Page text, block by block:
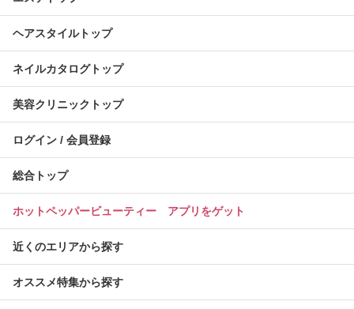
ヘアスタイルトップ
ネイルカタログトップ
美容クリニックトップ
ログイン / 会員登録
総合トップ
ホットペッパービューティー アプリをゲット
近くのエリアから探す
オススメ特集から探す